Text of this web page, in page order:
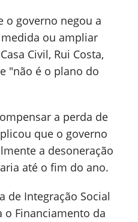
o governo negou a
ou ampliar
Civil, Rui Costa,
"não é o plano do
a perda de
que o governo
a desoneração
até o fim do ano.
de Integração Social
o Financiamento da